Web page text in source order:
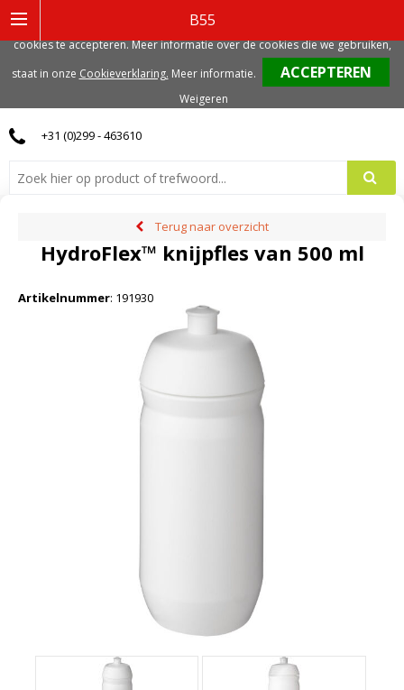
B55
0
+31 (0)299 - 463610
Terug naar overzicht
HydroFlex™ knijpfles van 500 ml
Artikelnummer: 191930
gerelateerde cookies. Voor de beste gebruikerservaring, adviseren we deze
cookies te accepteren. Meer informatie over de cookies die we gebruiken,
staat in onze Cookieverklaring. Meer informatie.
Weigeren